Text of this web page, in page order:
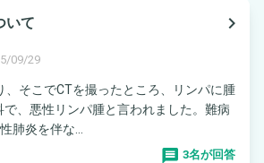
いて
navigate_next
09/29
そこでCTを撮ったところ、リンパに腫
、悪性リンパ腫と言われました。難病
肺炎を伴な...
3名が回答